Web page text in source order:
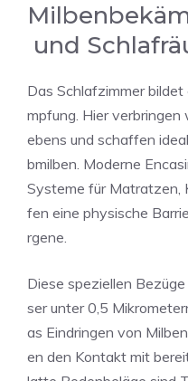
und
Das Schlafzimmer
mpfung. Hier
ebens und schaffen
bmilben. Moderne
Systeme für Matratzen,
fen eine physische
rgene.
Diese speziellen
ser unter 0,5
as Eindringen von
en den Kontakt mit